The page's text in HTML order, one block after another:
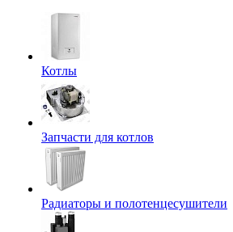
Котлы
Запчасти для котлов
Радиаторы и полотенцесушители